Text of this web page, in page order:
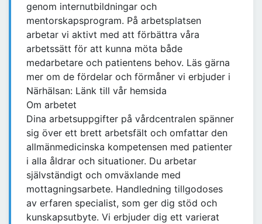
genom internutbildningar och
mentorskapsprogram. På arbetsplatsen
arbetar vi aktivt med att förbättra våra
arbetssätt för att kunna möta både
medarbetare och patientens behov. Läs gärna
mer om de fördelar och förmåner vi erbjuder i
Närhälsan: Länk till vår hemsida
Om arbetet
Dina arbetsuppgifter på vårdcentralen spänner
sig över ett brett arbetsfält och omfattar den
allmänmedicinska kompetensen med patienter
i alla åldrar och situationer. Du arbetar
självständigt och omväxlande med
mottagningsarbete. Handledning tillgodoses
av erfaren specialist, som ger dig stöd och
kunskapsutbyte. Vi erbjuder dig ett varierat